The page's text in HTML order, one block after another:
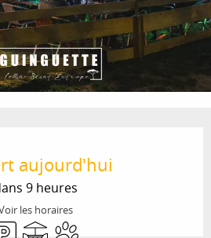
aujourd'hui
9 heures
les horaires
TerrasseAnimaux acceptés